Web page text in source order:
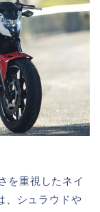
を重視したネイ
、シュラウドや